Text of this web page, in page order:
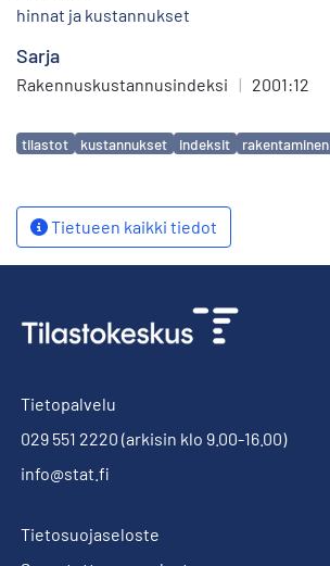
hinnat ja kustannukset
Sarja
Rakennuskustannusindeksi | 2001:12
Avainsanat
tilastot kustannukset indeksit rakentaminen
Tietueen kaikki tiedot
Tietopalvelu
029 551 2220 (arkisin klo 9.00-16.00)
info@stat.fi
Tietosuojaseloste